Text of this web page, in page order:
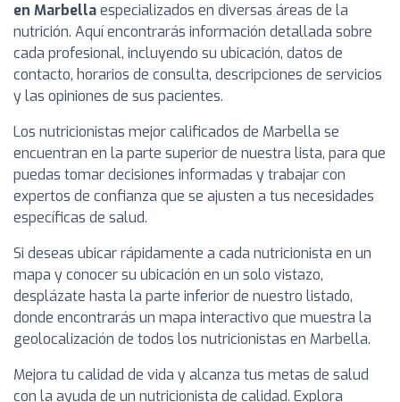
en Marbellaespecializados en diversas áreas de la
nutrición. Aquí encontrarás información detallada sobre
cada profesional, incluyendo su ubicación, datos de
contacto, horarios de consulta, descripciones de servicios
y las opiniones de sus pacientes.
Los nutricionistas mejor calificados de Marbella se
encuentran en la parte superior de nuestra lista, para que
puedas tomar decisiones informadas y trabajar con
expertos de confianza que se ajusten a tus necesidades
específicas de salud.
Si deseas ubicar rápidamente a cada nutricionista en un
mapa y conocer su ubicación en un solo vistazo,
desplázate hasta la parte inferior de nuestro listado,
donde encontrarás un mapa interactivo que muestra la
geolocalización de todos los nutricionistas en Marbella.
Mejora tu calidad de vida y alcanza tus metas de salud
con la ayuda de un nutricionista de calidad. Explora